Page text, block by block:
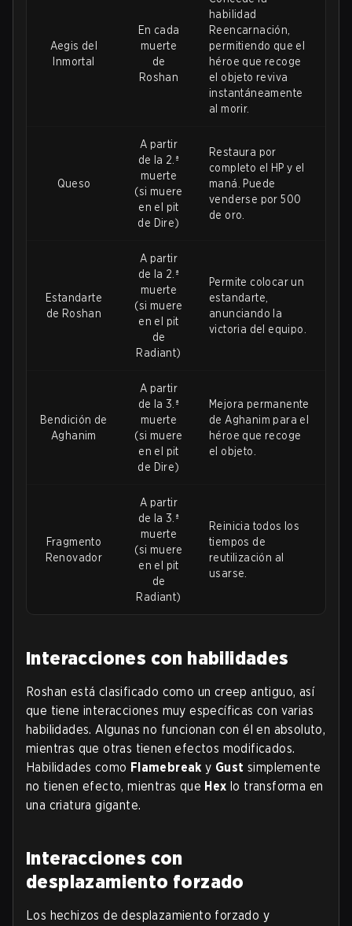
Aegis del
Inmortal
En cada
muerte
de
Roshan
habilidad
Reencarnación,
permitiendo que el
héroe que recoge
el objeto reviva
instantáneamente
al morir.
Queso
A partir
de la 2.ª
muerte
(si muere
en el pit
de Dire)
Restaura por
completo el HP y el
maná. Puede
venderse por 500
de oro.
Estandarte
de Roshan
A partir
de la 2.ª
muerte
(si muere
en el pit
de
Radiant)
Permite colocar un
estandarte,
anunciando la
victoria del equipo.
Bendición de
Aghanim
A partir
de la 3.ª
muerte
(si muere
en el pit
de Dire)
Mejora permanente
de Aghanim para el
héroe que recoge
el objeto.
Fragmento
Renovador
A partir
de la 3.ª
muerte
(si muere
en el pit
de
Radiant)
Reinicia todos los
tiempos de
reutilización al
usarse.
Interacciones con habilidades
Roshan está clasificado como un creep antiguo, así
que tiene interacciones muy específicas con varias
habilidades. Algunas no funcionan con él en absoluto,
mientras que otras tienen efectos modificados.
Habilidades como Flamebreak y Gust simplemente
no tienen efecto, mientras que Hex lo transforma en
una criatura gigante.
Interacciones con
desplazamiento forzado
Los hechizos de desplazamiento forzado y